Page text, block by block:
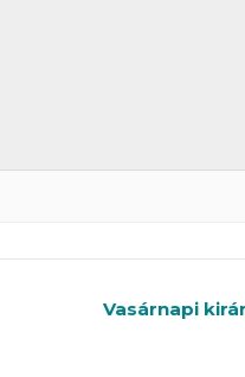
Vasárnapi